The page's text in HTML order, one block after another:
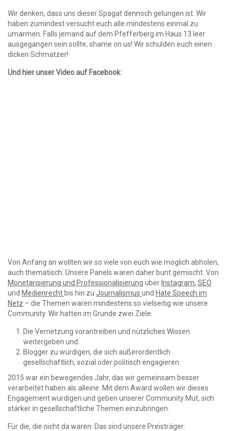
Wir denken, dass uns dieser Spagat dennoch gelungen ist. Wir
haben zumindest versucht euch alle mindestens einmal zu
umarmen. Falls jemand auf dem Pfefferberg im Haus 13 leer
ausgegangen sein sollte; shame on us! Wir schulden euch einen
dicken Schmatzer!
Und hier unser Video auf Facebook:
Von Anfang an wollten wir so viele von euch wie möglich abholen,
auch thematisch. Unsere Panels waren daher bunt gemischt. Von
Monetarisierung und Professionalisierung über Instagram, SEO
und Medienrecht bis hin zu Journalismus und Hate Speech im
Netz – die Themen waren mindestens so vielseitig wie unsere
Community. Wir hatten im Grunde zwei Ziele:
Die Vernetzung vorantreiben und nützliches Wissen
weitergeben und
Blogger zu würdigen, die sich außerordentlich
gesellschaftlich, sozial oder politisch engagieren
2015 war ein bewegendes Jahr, das wir gemeinsam besser
verarbeitet haben als alleine. Mit dem Award wollen wir dieses
Engagement würdigen und geben unserer Community Mut, sich
stärker in gesellschaftliche Themen einzubringen.
Für die, die nicht da waren: Das sind unsere Preisträger: